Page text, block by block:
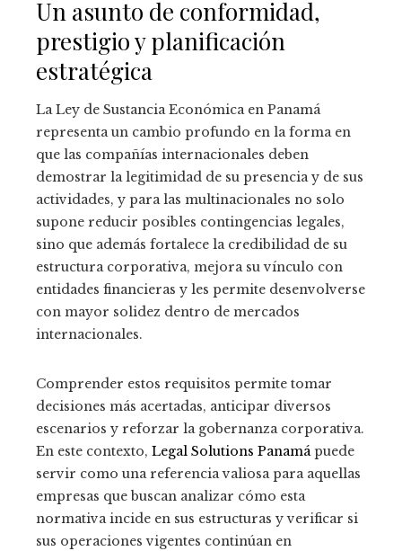
Un asunto de conformidad,
prestigio y planificación
estratégica
La Ley de Sustancia Económica en Panamá
representa un cambio profundo en la forma en
que las compañías internacionales deben
demostrar la legitimidad de su presencia y de sus
actividades, y para las multinacionales no solo
supone reducir posibles contingencias legales,
sino que además fortalece la credibilidad de su
estructura corporativa, mejora su vínculo con
entidades financieras y les permite desenvolverse
con mayor solidez dentro de mercados
internacionales.
Comprender estos requisitos permite tomar
decisiones más acertadas, anticipar diversos
escenarios y reforzar la gobernanza corporativa.
En este contexto, Legal Solutions Panamápuede
servir como una referencia valiosa para aquellas
empresas que buscan analizar cómo esta
normativa incide en sus estructuras y verificar si
sus operaciones vigentes continúan en